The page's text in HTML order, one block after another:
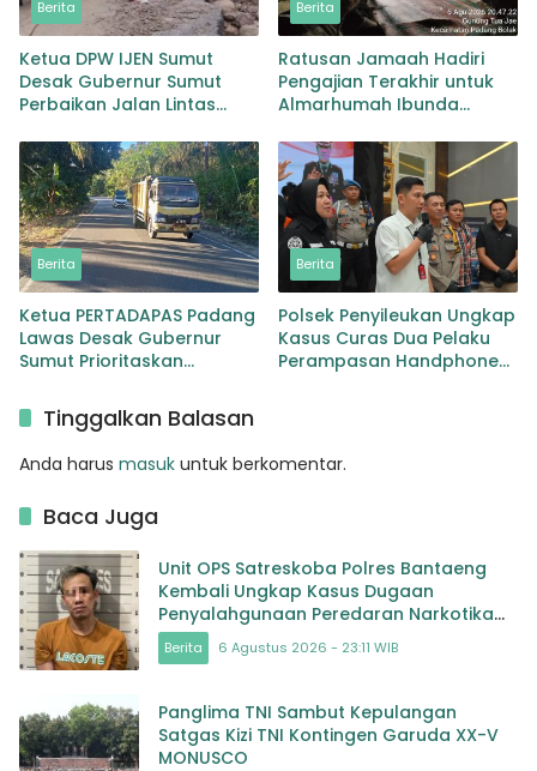
Berita
Ketua DPW IJEN Sumut
Desak Gubernur Sumut
Perbaikan Jalan Lintas
Lingga Bayu
Berita
Ratusan Jamaah Hadiri
Pengajian Terakhir untuk
Almarhumah Ibunda
Berita
Ketua PERTADAPAS Padang
Lawas Desak Gubernur
Sumut Prioritaskan
Sibuhuan–Gunungtua
Berita
Polsek Penyileukan Ungkap
Kasus Curas Dua Pelaku
Perampasan Handphone
Tinggalkan Balasan
Anda harus masuk untuk berkomentar.
Baca Juga
Unit OPS Satreskoba Polres Bantaeng
Kembali Ungkap Kasus Dugaan
Penyalahgunaan Peredaran Narkotika
Jenis Sabu
Berita 6 Agustus 2026 - 23:11 WIB
Panglima TNI Sambut Kepulangan
Satgas Kizi TNI Kontingen Garuda XX-V
MONUSCO